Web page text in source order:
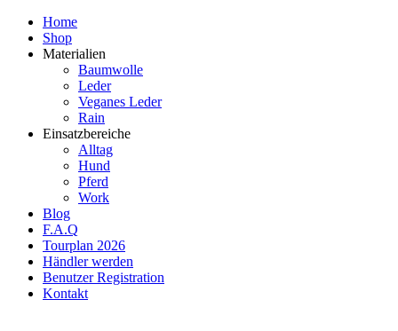
Home
Shop
Materialien
Baumwolle
Leder
Veganes Leder
Rain
Einsatzbereiche
Alltag
Hund
Pferd
Work
Blog
F.A.Q
Tourplan 2026
Händler werden
Benutzer Registration
Kontakt